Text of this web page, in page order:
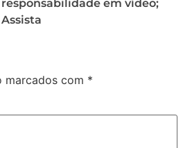
responsabilidade em vídeo;
Assista
marcados com *